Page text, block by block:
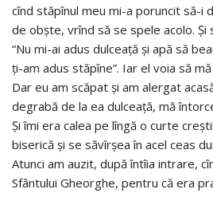
cînd stăpînul meu mi-a poruncit să-i
de obşte, vrînd să se spele acolo. Şi
“Nu mi-ai adus dulceaţă şi apă să
ţi-am adus stăpîne”. Iar el voia să
Dar eu am scăpat şi am alergat
degrabă de la ea dulceaţă, mă
Şi îmi era calea pe lîngă o curte
biserică şi se săvîrşea în acel ceas
Atunci am auzit, după întîia intrare,
Sfântului Gheorghe, pentru că era